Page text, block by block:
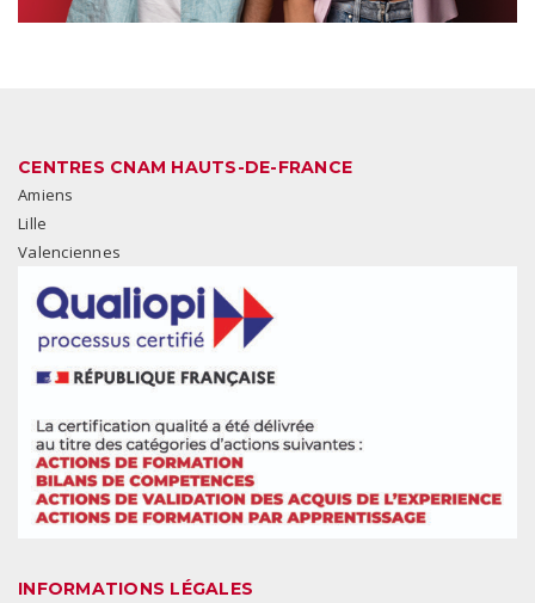
CENTRES CNAM HAUTS-DE-FRANCE
Amiens
Lille
Valenciennes
INFORMATIONS LÉGALES